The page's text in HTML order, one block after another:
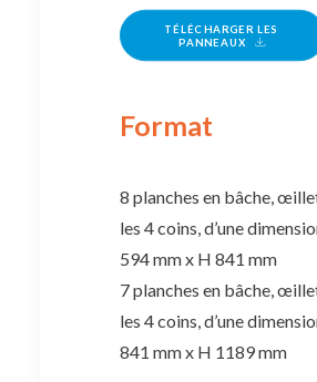
TÉLÉCHARGER LES
PANNEAUX
Format
8 planches en bâche,
les 4 coins, d’une
594 mm x H 841 mm
7 planches en bâche,
les 4 coins, d’une
841 mm x H 1189 mm